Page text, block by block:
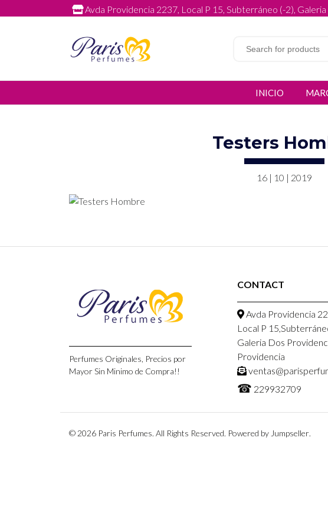
Avda Providencia 2237, Local P 15, Subterráneo (-2),
INICIO
Testers
16 | 10 | 2019
Perfumes Originales, Precios por
Mayor Sin Minimo de Compra!!
CONTACT
Avda Providencia
Local P
Galeria Dos
Providencia
☎ 229932709
© 2026 Paris Perfumes. All Rights Reserved. Powered by Jumpseller.